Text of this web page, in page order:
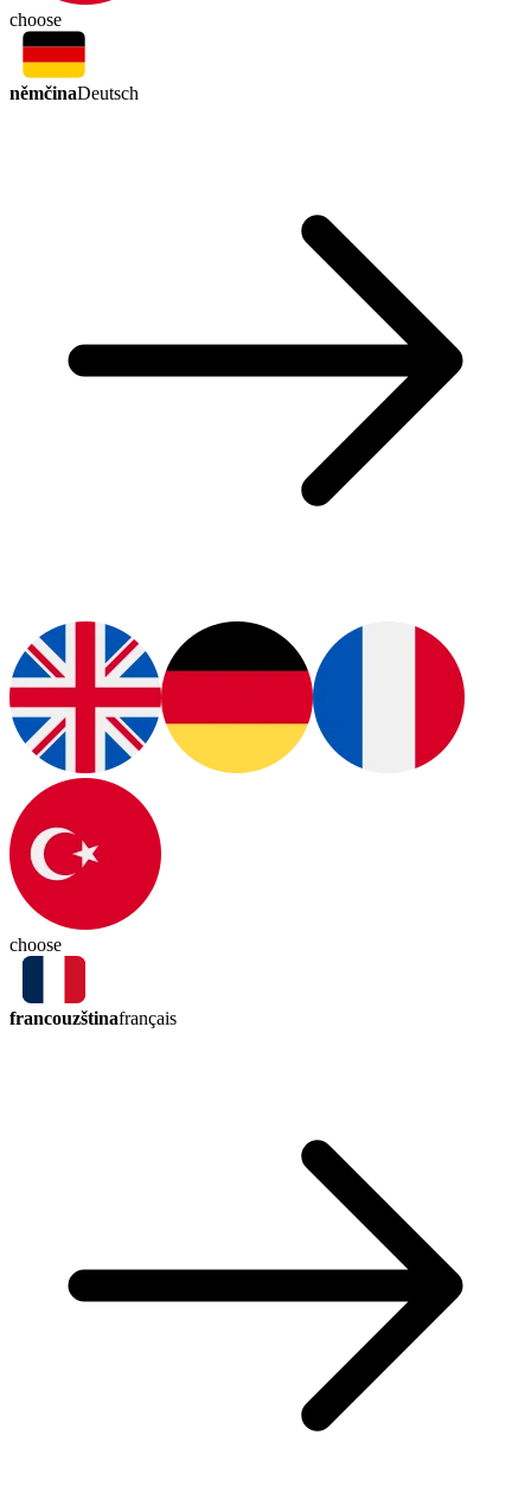
choose
němčinaDeutsch
choose
francouzštinafrançais